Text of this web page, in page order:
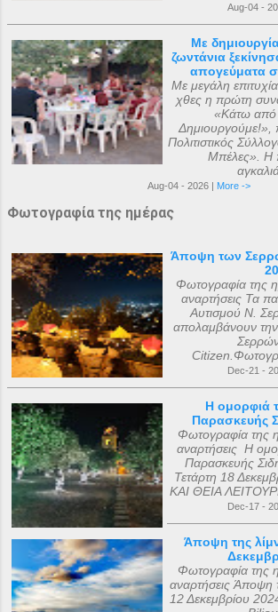
Aug-04 -
Με
ζωντάνια
απογεύματα
Με μεγάλη
χθες η πρώτη
«Κάτω από
Δημιουργούμε!»,
Πολιτιστικός
Μπέλες». Η
Aug-04 - 2026 | More ->
Φωτογραφία της ημέρας
Άποψη των
Φωτογραφία της
αναρτήσεις Τα
Αυτισμού Ν.
απολαμβάνουν
Dec-21 -
Η ομορφιά
Παρασκευής
Φωτογραφία της
αναρτήσεις Η
Παρασκευής
Τετάρτη 18
ΚΑΙ ΘΕΙΑ
Dec-17 -
Άποψη της
Φωτογραφία της
αναρτήσεις Άποψη
12 Δεκεμβρίου